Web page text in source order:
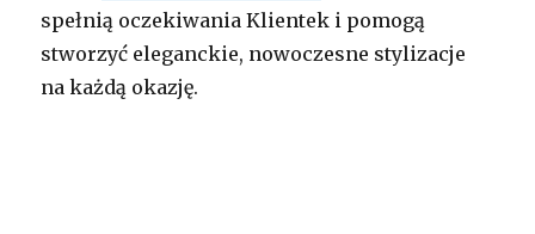
spełnią oczekiwania Klientek i pomogą
stworzyć eleganckie, nowoczesne stylizacje
na każdą okazję.